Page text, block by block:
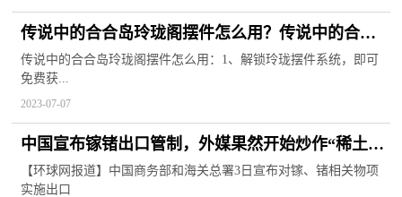
传说中的合合岛玲珑阁摆件怎么用？传说中的合合
岛活动顺序
传说中的合合岛玲珑阁摆件怎么用：1、解锁玲珑摆件系统，即可
免费获...
2023-07-07
中国宣布镓锗出口管制，外媒果然开始炒作“稀土担
忧”
【环球网报道】中国商务部和海关总署3日宣布对镓、锗相关物项
实施出口